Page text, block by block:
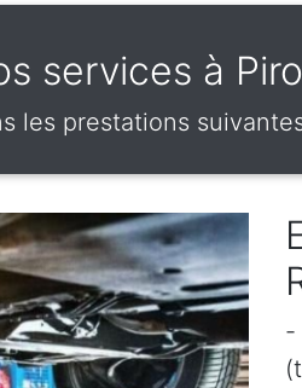
services à
les prestations
-